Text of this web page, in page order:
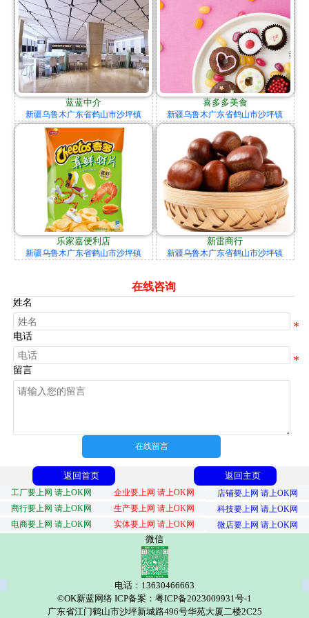
蓝蓝中介
新疆乌鲁木广东省鹤山市沙坪镇
喜多多美食
新疆乌鲁木广东省鹤山市沙坪镇
乐家嘉便利店
新疆乌鲁木广东省鹤山市沙坪镇
新雷商行
新疆乌鲁木广东省鹤山市沙坪镇
在线咨询
姓名
电话
留言
在线留言
返回首页 返回主页
工厂要上网 请上OK网 企业要上网 请上OK网
店铺要上网 请上OK网
商行要上网 请上OK网
生产要上网 请上OK网
科技要上网 请上OK网
电商要上网 请上OK网
实体要上网 请上OK网 微店要上网 请上OK网
微信
电话：13630466663
©OK新蓝网络 ICP备案：粤ICP备2023009931号-1
广东省江门鹤山市沙坪新城路496号华苑大厦二楼2C25